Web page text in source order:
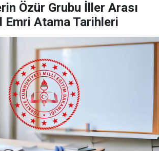
Özür Grubu İller Arası
Emri Atama Tarihleri